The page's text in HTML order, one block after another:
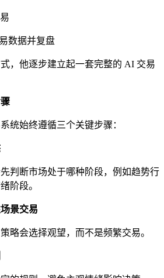
数据并复盘
，他逐步建立起一套完整的 AI 交易
统始终遵循三个关键步骤：
判断市场处于哪种阶段，例如趋势行
阶段。
景交易
略会选择观望，而不是频繁交易。